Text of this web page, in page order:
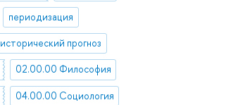
периодизация
исторический прогноз
02.00.00 Философия
04.00.00 Социология